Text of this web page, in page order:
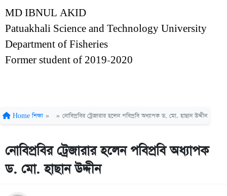
MD IBNUL AKID
Patuakhali Science and Technology University
Department of Fisheries
Former student of 2019-2020
Home শিক্ষা » » নোবিপ্রবির ট্রেজারার হলেন পবিপ্রবি অধ্যাপক ড. মো. হাছান উদ্দীন
নোবিপ্রবির ট্রেজারার হলেন পবিপ্রবি অধ্যাপক
ড. মো. হাছান উদ্দীন